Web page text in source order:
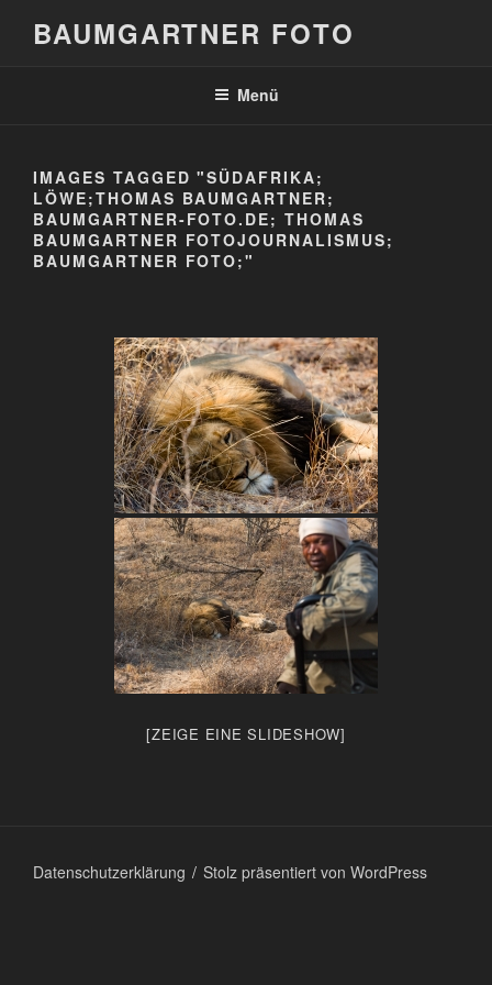
BAUMGARTNER FOTO
Menü
IMAGES TAGGED "SÜDAFRIKA;
LÖWE;THOMAS BAUMGARTNER;
BAUMGARTNER-FOTO.DE; THOMAS
BAUMGARTNER FOTOJOURNALISMUS;
BAUMGARTNER FOTO;"
[ZEIGE EINE SLIDESHOW]
Datenschutzerklärung Stolz präsentiert von WordPress